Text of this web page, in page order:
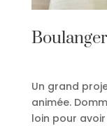
Un grand
animée.
loin pour